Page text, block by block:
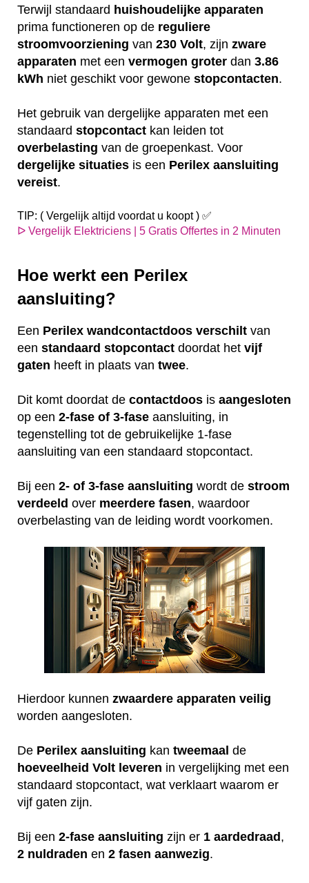
Terwijl standaard huishoudelijke apparaten
prima functioneren op de reguliere
stroomvoorziening van 230 Volt, zijn zware
apparaten met een vermogen groter dan 3.86
kWh niet geschikt voor gewone stopcontacten.
Het gebruik van dergelijke apparaten met een
standaard stopcontact kan leiden tot
overbelasting van de groepenkast. Voor
dergelijke situaties is een Perilex aansluiting
vereist.
TIP: ( Vergelijk altijd voordat u koopt ) ✅
ᐅ Vergelijk Elektriciens | 5 Gratis Offertes in 2 Minuten
Hoe werkt een Perilex
aansluiting?
Een Perilex wandcontactdoos verschilt van
een standaard stopcontact doordat het vijf
gaten heeft in plaats van twee.
Dit komt doordat de contactdoos is aangesloten
op een 2-fase of 3-fase aansluiting, in
tegenstelling tot de gebruikelijke 1-fase
aansluiting van een standaard stopcontact.
Bij een 2- of 3-fase aansluiting wordt de stroom
verdeeld over meerdere fasen, waardoor
overbelasting van de leiding wordt voorkomen.
Hierdoor kunnen zwaardere apparaten veilig
worden aangesloten.
De Perilex aansluiting kan tweemaal de
hoeveelheid Volt leveren in vergelijking met een
standaard stopcontact, wat verklaart waarom er
vijf gaten zijn.
Bij een 2-fase aansluiting zijn er 1 aardedraad,
2 nuldraden en 2 fasen aanwezig.